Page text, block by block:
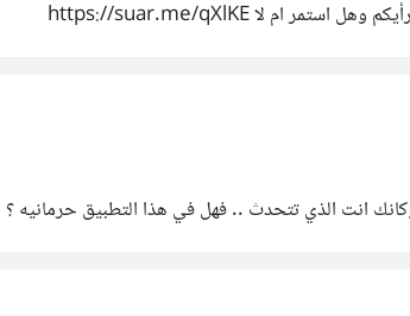
انت الذي تتحدث .. فهل في هذا التطبيق حرمانيه ؟